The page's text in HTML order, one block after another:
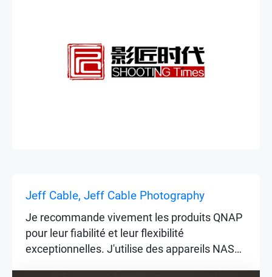
Jeff Cable, Jeff Cable Photography
Je recommande vivement les produits QNAP
pour leur fiabilité et leur flexibilité
exceptionnelles. J'utilise des appareils NAS